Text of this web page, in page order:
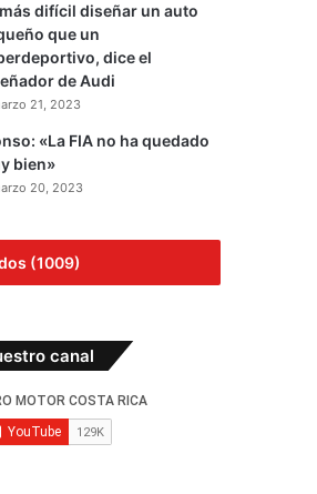
difícil diseñar un auto
que un
dice el
de Audi
21, 2023
«La FIA no ha quedado
bien»
20, 2023
(1009)
canal